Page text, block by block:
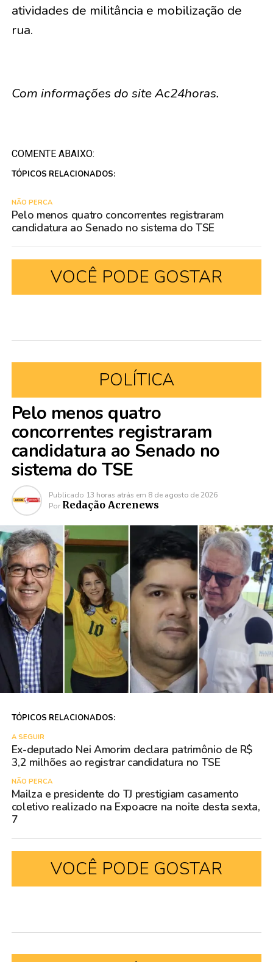
atividades de militância e mobilização de
rua.
Com informações do site Ac24horas.
COMENTE ABAIXO:
TÓPICOS RELACIONADOS:
NÃO PERCA
Pelo menos quatro concorrentes registraram
candidatura ao Senado no sistema do TSE
VOCÊ PODE GOSTAR
POLÍTICA
Pelo menos quatro
concorrentes registraram
candidatura ao Senado no
sistema do TSE
Publicado 13 horas atrás em 8 de agosto de 2026
Por Redação Acrenews
TÓPICOS RELACIONADOS:
A SEGUIR
Ex-deputado Nei Amorim declara patrimônio de R$
3,2 milhões ao registrar candidatura no TSE
NÃO PERCA
Mailza e presidente do TJ prestigiam casamento
coletivo realizado na Expoacre na noite desta sexta,
7
VOCÊ PODE GOSTAR